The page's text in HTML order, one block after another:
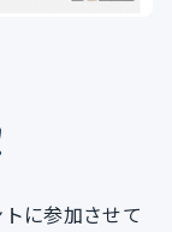
に参加させて